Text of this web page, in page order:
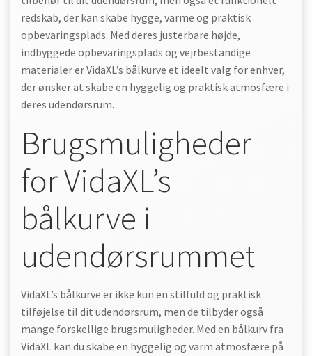
redskab, der kan skabe hygge, varme og praktisk
opbevaringsplads. Med deres justerbare højde,
indbyggede opbevaringsplads og vejrbestandige
materialer er VidaXL’s bålkurve et ideelt valg for enhver,
der ønsker at skabe en hyggelig og praktisk atmosfære i
deres udendørsrum.
Brugsmuligheder
for VidaXL’s
bålkurve i
udendørsrummet
VidaXL’s bålkurve er ikke kun en stilfuld og praktisk
tilføjelse til dit udendørsrum, men de tilbyder også
mange forskellige brugsmuligheder. Med en bålkurv fra
VidaXL kan du skabe en hyggelig og varm atmosfære på